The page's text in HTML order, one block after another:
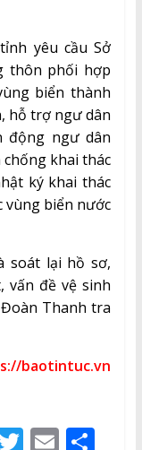
yêu cầu Sở
thôn phối hợp
biển thành
hỗ trợ ngư dân
động ngư dân
khai thác
ký khai thác
vùng biển nước
soát lại hồ sơ,
vấn đề vệ sinh
Thanh tra
baotintuc.vn
T E S